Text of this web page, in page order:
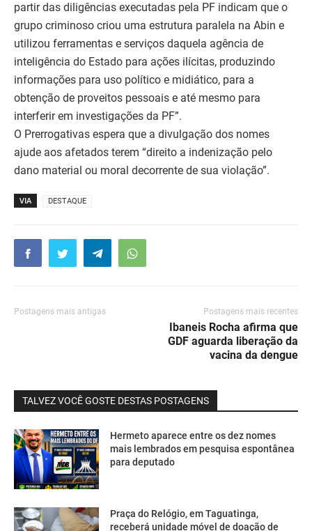
partir das diligências executadas pela PF indicam que o
grupo criminoso criou uma estrutura paralela na Abin e
utilizou ferramentas e serviços daquela agência de
inteligência do Estado para ações ilícitas, produzindo
informações para uso político e midiático, para a
obtenção de proveitos pessoais e até mesmo para
interferir em investigações da PF”.
O Prerrogativas espera que a divulgação dos nomes
ajude aos afetados terem “direito a indenização pelo
dano material ou moral decorrente de sua violação”.
VIA DESTAQUE
Postagens mais antigas Postagens mais recentes
Ibaneis Rocha afirma que
GDF aguarda liberação da
vacina da dengue
TALVEZ VOCÊ GOSTE DESTAS POSTAGENS
Hermeto aparece entre os dez nomes
mais lembrados em pesquisa espontânea
para deputado
Praça do Relógio, em Taguatinga,
receberá unidade móvel de doação de